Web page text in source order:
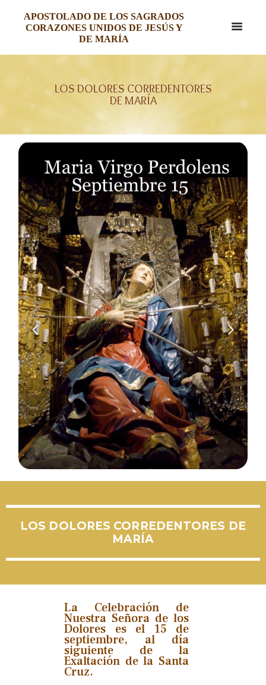
APOSTOLADO DE LOS SAGRADOS
CORAZONES UNIDOS DE JESÚS Y
DE MARÍA
LOS DOLORES CORREDENTORES
DE MARÍA
LOS DOLORES CORREDENTORES DE
MARÍA
La Celebración de
Nuestra Señora de los
Dolores es el 15 de
septiembre, al día
siguiente de la
Exaltación de la Santa
Cruz.